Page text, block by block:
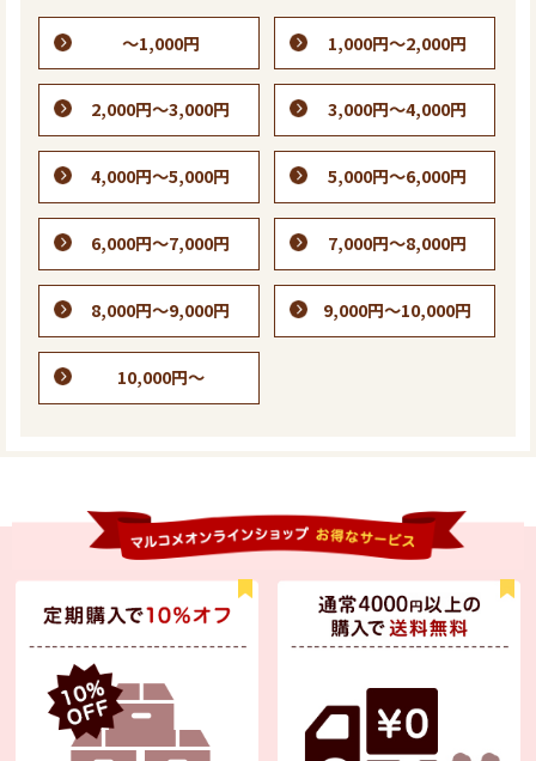
～1,000円 1,000円～2,000円
2,000円～3,000円 3,000円～4,000円
4,000円～5,000円 5,000円～6,000円
6,000円～7,000円 7,000円～8,000円
8,000円～9,000円 9,000円～10,000円
10,000円～